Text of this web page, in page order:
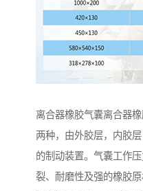
离合器橡胶气囊离合器
两种，由外胶层，内胶
的制动装置。气囊工作
裂、耐磨性及强的橡胶